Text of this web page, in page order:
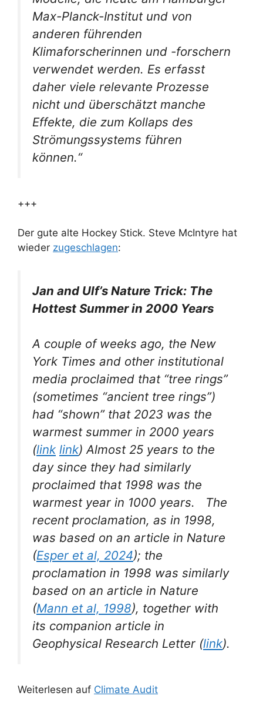
Max-Planck-Institut und von
anderen führenden
Klimaforscherinnen und -forschern
verwendet werden. Es erfasst
daher viele relevante Prozesse
nicht und überschätzt manche
Effekte, die zum Kollaps des
Strömungssystems führen
können.“
+++
Der gute alte Hockey Stick. Steve McIntyre hat
wieder zugeschlagen:
Jan and Ulf’s Nature Trick: The
Hottest Summer in 2000 Years
A couple of weeks ago, the New
York Times and other institutional
media proclaimed that “tree rings”
(sometimes “ancient tree rings”)
had “shown” that 2023 was the
warmest summer in 2000 years
(link link) Almost 25 years to the
day since they had similarly
proclaimed that 1998 was the
warmest year in 1000 years. The
recent proclamation, as in 1998,
was based on an article in Nature
(Esper et al, 2024); the
proclamation in 1998 was similarly
based on an article in Nature
(Mann et al, 1998), together with
its companion article in
Geophysical Research Letter (link).
Weiterlesen auf Climate Audit